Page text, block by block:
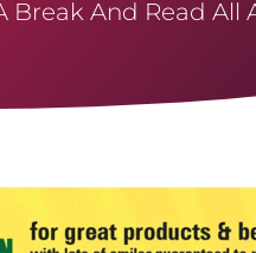
Break And Read All